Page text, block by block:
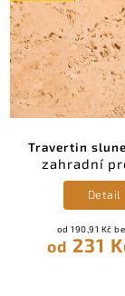
Travertin
zahradní
od 190,91 Kč
od 231
Detail